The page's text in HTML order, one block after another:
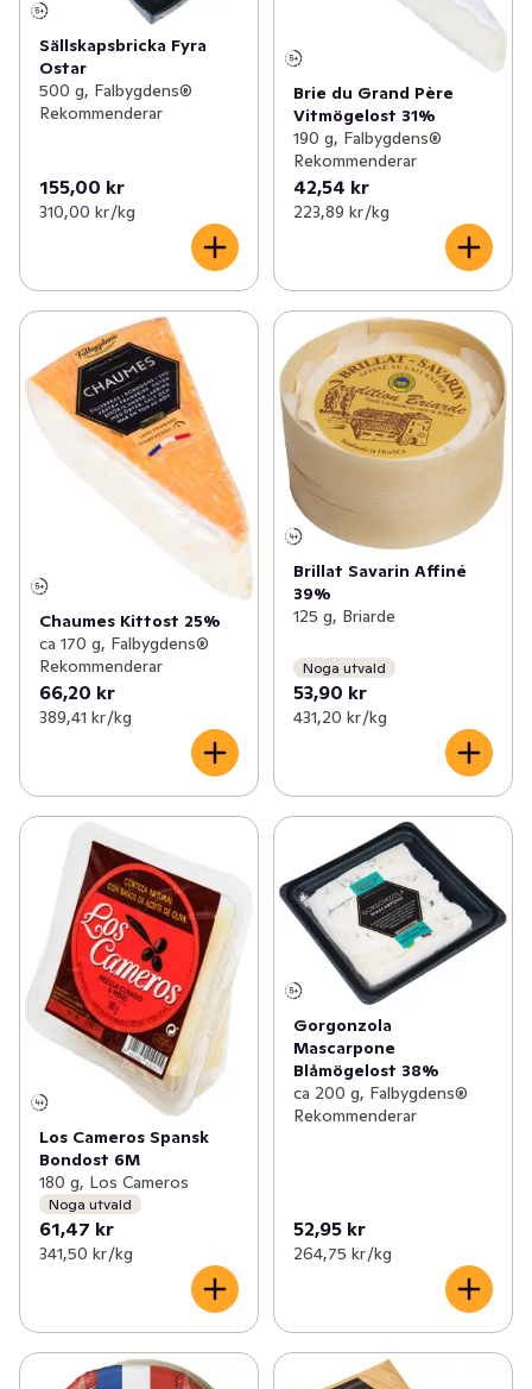
Sällskapsbricka Fyra
Ostar
500 g, Falbygdens®
Rekommenderar
155,00 kr
310,00 kr /kg
Brie du Grand Père
Vitmögelost 31%
190 g, Falbygdens®
Rekommenderar
42,54 kr
223,89 kr /kg
Chaumes Kittost 25%
ca 170 g, Falbygdens®
Rekommenderar
66,20 kr
389,41 kr /kg
Brillat Savarin Affiné
39%
125 g, Briarde
Noga utvald
53,90 kr
431,20 kr /kg
Los Cameros Spansk
Bondost 6M
180 g, Los Cameros
Noga utvald
61,47 kr
341,50 kr /kg
Gorgonzola
Mascarpone
Blåmögelost 38%
ca 200 g, Falbygdens®
Rekommenderar
52,95 kr
264,75 kr /kg